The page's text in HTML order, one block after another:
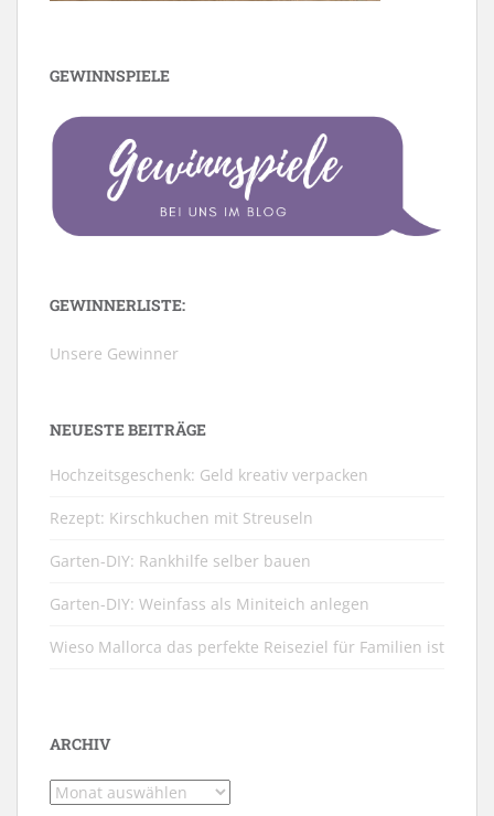
GEWINNSPIELE
GEWINNERLISTE:
Unsere Gewinner
NEUESTE BEITRÄGE
Hochzeitsgeschenk: Geld kreativ verpacken
Rezept: Kirschkuchen mit Streuseln
Garten-DIY: Rankhilfe selber bauen
Garten-DIY: Weinfass als Miniteich anlegen
Wieso Mallorca das perfekte Reiseziel für Familien ist
ARCHIV
Archiv